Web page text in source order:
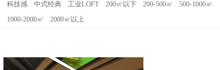
科技感 中式经典 工业LOFT 200㎡以下 200-500㎡ 500-1000㎡
1000-2000㎡ 2000㎡以上